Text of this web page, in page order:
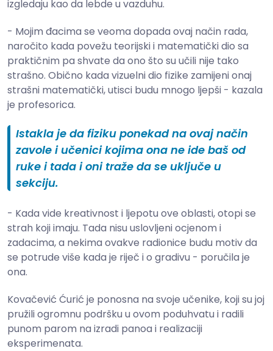
izgledaju kao da lebde u vazduhu.
- Mojim đacima se veoma dopada ovaj način rada,
naročito kada povežu teorijski i matematički dio sa
praktičnim pa shvate da ono što su učili nije tako
strašno. Obično kada vizuelni dio fizike zamijeni onaj
strašni matematički, utisci budu mnogo ljepši - kazala
je profesorica.
Istakla je da fiziku ponekad na ovaj način
zavole i učenici kojima ona ne ide baš od
ruke i tada i oni traže da se uključe u
sekciju.
- Kada vide kreativnost i ljepotu ove oblasti, otopi se
strah koji imaju. Tada nisu uslovljeni ocjenom i
zadacima, a nekima ovakve radionice budu motiv da
se potrude više kada je riječ i o gradivu - poručila je
ona.
Kovačević Ćurić je ponosna na svoje učenike, koji su joj
pružili ogromnu podršku u ovom poduhvatu i radili
punom parom na izradi panoa i realizaciji
eksperimenata.